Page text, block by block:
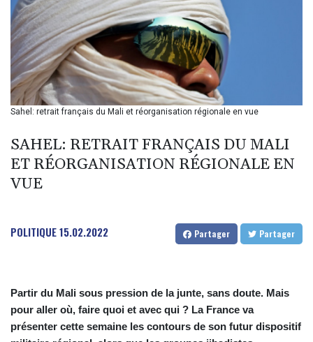
BWP 13.550126
BZD 2.01494
CAD 1.40211
CLF 0.023195
CLP 915.879673
COP 3160.36
CUC 1
CUP 26.5
Sahel: retrait français du Mali et réorganisation régionale en vue
SAHEL: RETRAIT FRANÇAIS DU MALI
ET RÉORGANISATION RÉGIONALE EN
VUE
POLITIQUE15.02.2022 Partager Partager
Partir du Mali sous pression de la junte, sans doute. Mais
pour aller où, faire quoi et avec qui ? La France va
présenter cette semaine les contours de son futur dispositif